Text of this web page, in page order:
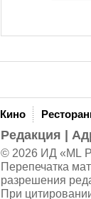
Кино
Редакция
© 2026 ИД «ML
Перепечатка
разрешения
При